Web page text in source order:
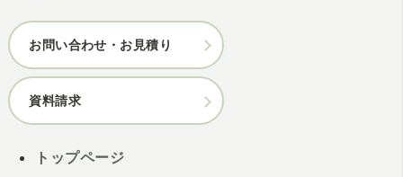
お問い合わせ・お見積り
資料請求
トップページ